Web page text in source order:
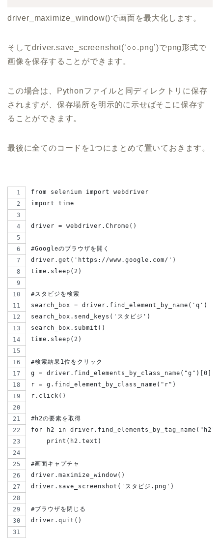
driver_maximize_window()で画面を最大化します。
そしてdriver.save_screenshot(‘○○.png’)でpng形式で
画像を保存することができます。
この場合は、Pythonファイルと同ディレクトリに保存
されますが、保存場所を明示的に示せばそこに保存す
ることができます。
最後に全てのコードを1つにまとめて置いておきます。
from selenium import webdriver
import time
driver = webdriver.Chrome()
#Googleのブラウザを開く
driver.get('https://www.google.com/')
time.sleep(2)
#スタビジを検索
search_box = driver.find_element_by_name('q')
search_box.send_keys('スタビジ')
search_box.submit()
time.sleep(2)
#検索結果1位をクリック
g = driver.find_elements_by_class_name("g")[0]
r = g.find_element_by_class_name("r")
r.click()
#h2の要素を取得
for h2 in
    print(h2.text)
#画面キャプチャ
driver.maximize_window()
driver.save_screenshot('スタビジ.png')
#ブラウザを閉じる
driver.quit()